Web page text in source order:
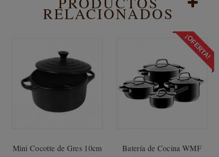
RELACIONADOS
Mini Cocotte de Gres 10cm
¡OFERTA!
Batería de Cocina WMF